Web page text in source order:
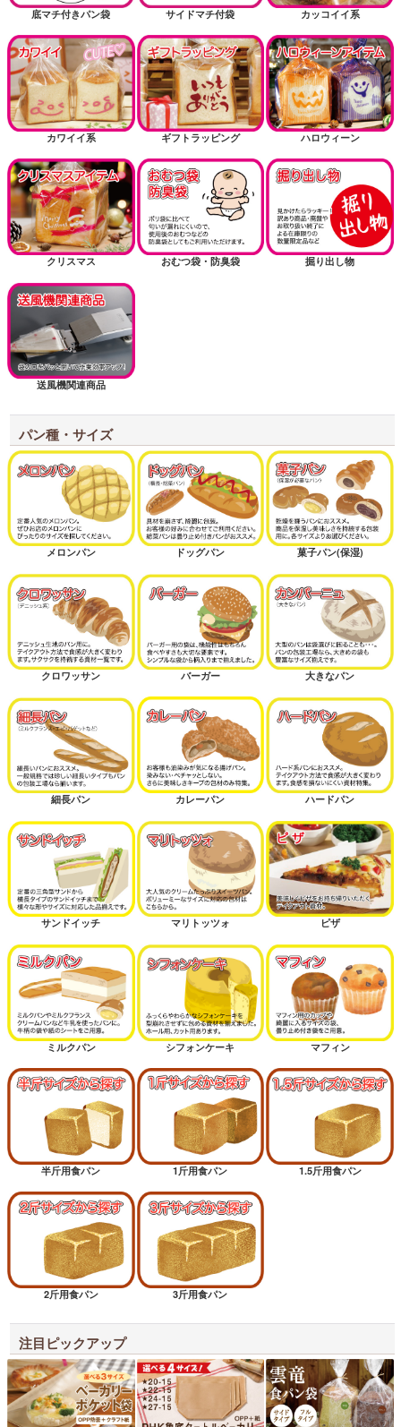
底マチ付きパン袋 サイドマチ付袋 カッコイイ系
カワイイ系 ギフトラッピング ハロウィーン
クリスマス おむつ袋・防臭袋 掘り出し物
送風機関連商品
パン種・サイズ
メロンパン ドッグパン 菓子パン(保湿)
クロワッサン バーガー 大きなパン
細長パン カレーパン ハードパン
サンドイッチ マリトッツォ ピザ
ミルクパン シフォンケーキ マフィン
半斤用食パン 1斤用食パン 1.5斤用食パン
2斤用食パン 3斤用食パン
注目ピックアップ